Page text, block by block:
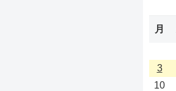
月
3
10